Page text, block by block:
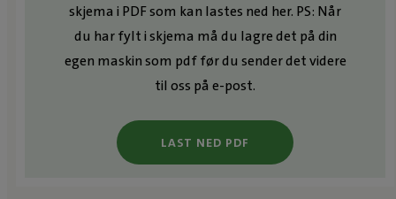
skjema i PDF som kan lastes ned her. PS: Når
du har fylt i skjema må du lagre det på din
egen maskin som pdf før du sender det videre
til oss på e-post.
LAST NED PDF